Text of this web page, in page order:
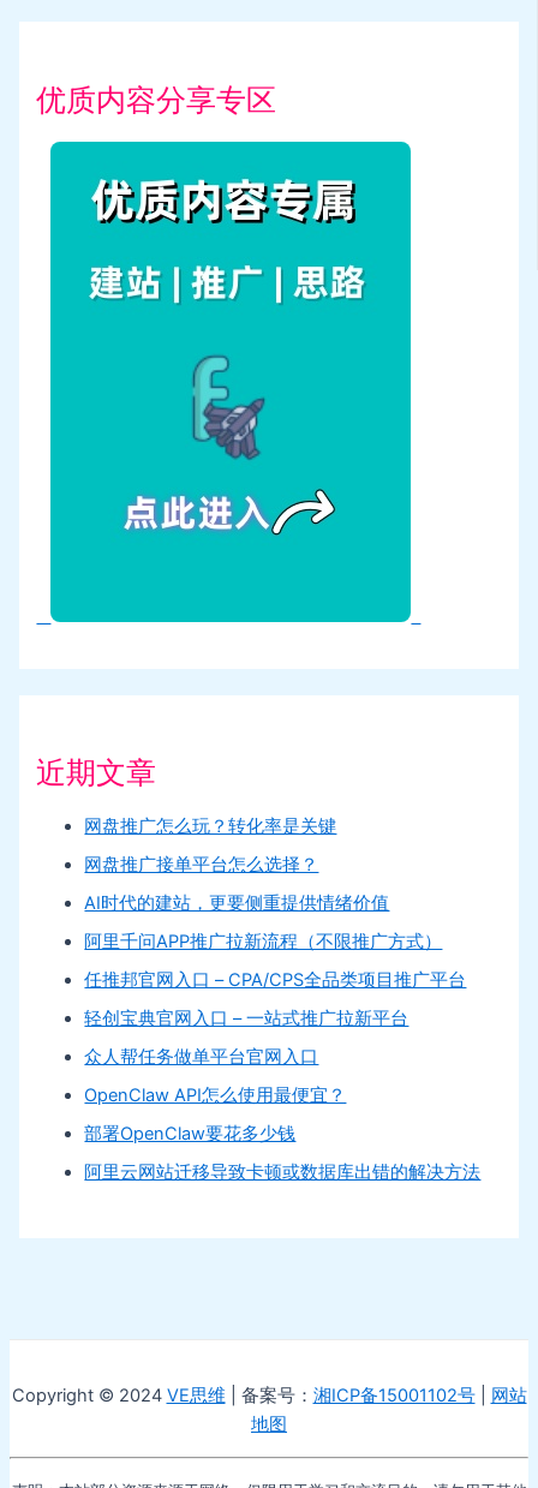
优质内容分享专区
近期文章
网盘推广怎么玩？转化率是关键
网盘推广接单平台怎么选择？
AI时代的建站，更要侧重提供情绪价值
阿里千问APP推广拉新流程（不限推广方式）
任推邦官网入口 – CPA/CPS全品类项目推广平台
轻创宝典官网入口 – 一站式推广拉新平台
众人帮任务做单平台官网入口
OpenClaw API怎么使用最便宜？
部署OpenClaw要花多少钱
阿里云网站迁移导致卡顿或数据库出错的解决方法
Copyright © 2024 VE思维 | 备案号： 湘ICP备15001102号| 网站
地图